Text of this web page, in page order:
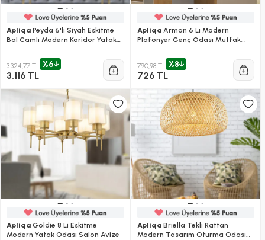
Apliqa Peyda 6'lı Siyah Eskitme
Bal Camlı Modern Koridor Yatak
3.324,77 TL %6
3.116 TL
ApliqaArman 6 Lı Modern
Plafonyer Genç Odası Mutfak
790,98 TL %8
726 TL
Apliqa Goldie 8 Li Eskitme
Modern Yatak Odası Salon Avize
ApliqaBriella Tekli Rattan
Modern Tasarım Oturma Odası